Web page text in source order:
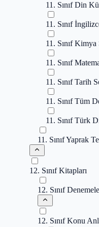
11. Sınıf Din
11. Sınıf
11. Sınıf
11. Sınıf
11. Sınıf Tarih
11. Sınıf Tüm
11. Sınıf Türk
11. Sınıf Yaprak
12. Sınıf Kitapları
12. Sınıf
12. Sınıf Konu